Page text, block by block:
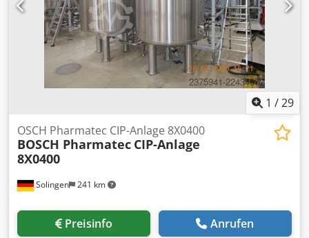
1 /29
Solingen 241 km
OSCH Pharmatec CIP-Anlage 8X0400
BOSCH Pharmatec CIP-Anlage
8X0400
Preisinfo Anrufen